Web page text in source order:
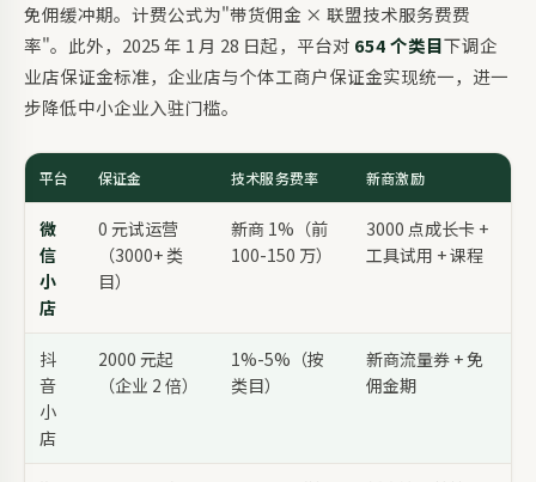
免佣缓冲期。计费公式为"带货佣金 × 联盟技术服务费费
率"。此外，2025 年 1 月 28 日起，平台对 654 个类目下调企
业店保证金标准，企业店与个体工商户保证金实现统一，进一
步降低中小企业入驻门槛。
平台 保证金 技术服务费率 新商激励
微
信
小
店
0 元试运营
（3000+ 类
目）
新商 1%（前
100-150 万）
3000 点成长卡 +
工具试用 + 课程
抖
音
小
店
2000 元起
（企业 2 倍）
1%-5%（按
类目）
新商流量券 + 免
佣金期